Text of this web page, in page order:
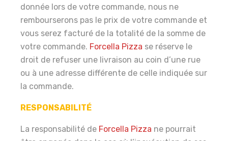
donnée lors de votre commande, nous ne
rembourserons pas le prix de votre commande et
vous serez facturé de la totalité de la somme de
votre commande. Forcella Pizza se réserve le
droit de refuser une livraison au coin d’une rue
ou à une adresse différente de celle indiquée sur
la commande.
RESPONSABILITÉ
La responsabilité de Forcella Pizza ne pourrait